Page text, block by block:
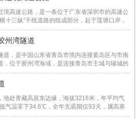
北京、河北、河南的一条交 ...
境高速公路，是一条位于广东省深圳市的高速公
十三纵”干线道路的组成部分，起于莲塘口岸，
、龙岗和坪山区，终于深汕、惠盐高速公路相交
，主要承担香港至深圳东部、惠州、汕头的过境
向的对外交通以及罗湖、福 ...
州湾隧道
道，是中国山东省青岛市境内连接黄岛区与市南
，位于胶州湾海域，是连接青岛市主城与辅城的
道为城市快速道路，设双向六车道，设计车速
前世界第三长海底公路隧道、国内最长的海底
地处青藏高原东边缘，海拔3216米，年平均气
气温零下34.6℃，全年无霜期仅93天，属高寒
有越岭公路弯急坡陡，雪雨多路滑，路基狭窄，